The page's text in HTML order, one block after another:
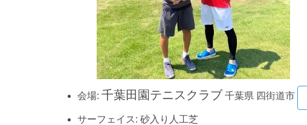
会場: 千葉田園テニスクラブ 千葉県 四街道市
サーフェイス: 砂入り人工芝